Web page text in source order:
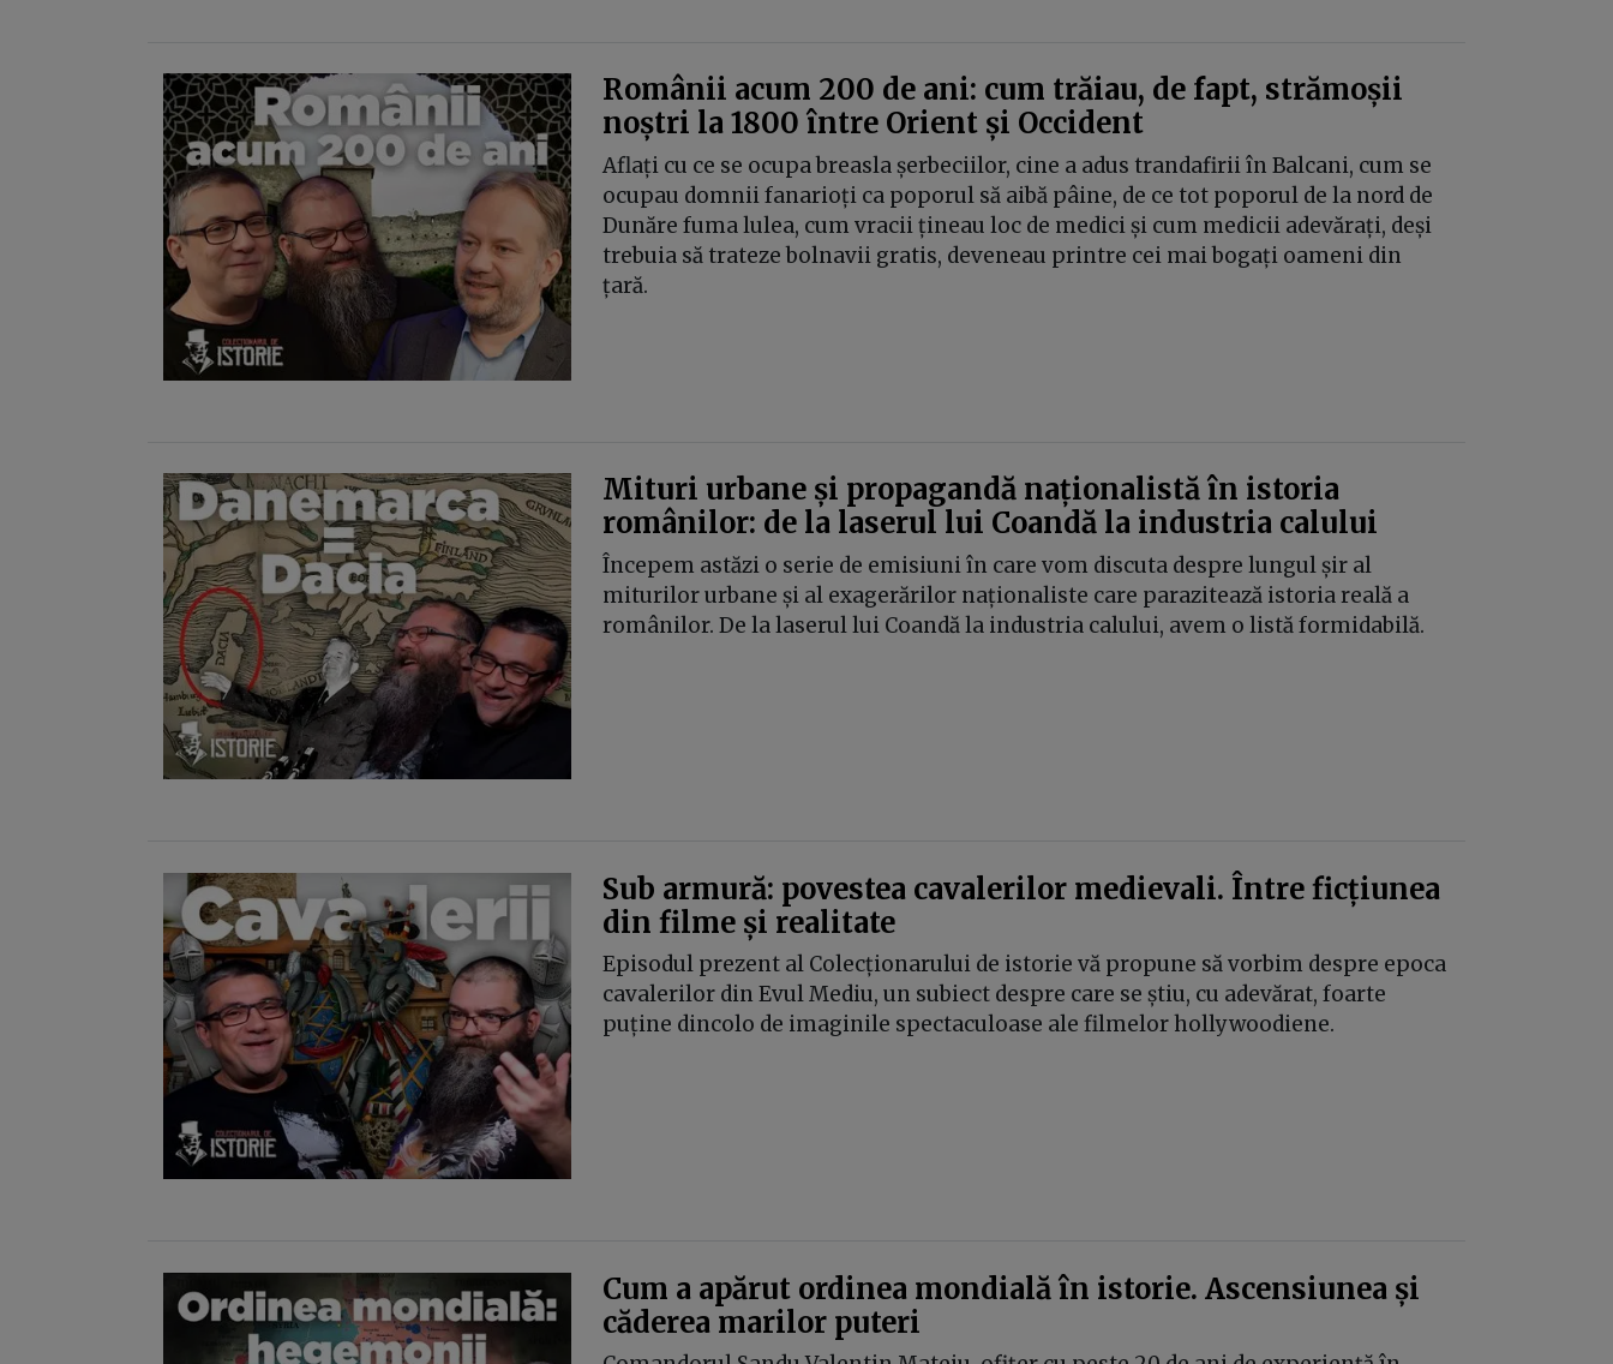
Românii acum 200 de ani: cum trăiau, de fapt, strămoșii
noștri la 1800 între Orient și Occident
Aflați cu ce se ocupa breasla șerbeciilor, cine a adus trandafirii în Balcani, cum se
ocupau domnii fanarioți ca poporul să aibă pâine, de ce tot poporul de la nord de
Dunăre fuma lulea, cum vracii țineau loc de medici și cum medicii adevărați, deși
trebuia să trateze bolnavii gratis, deveneau printre cei mai bogați oameni din
țară.
Mituri urbane și propagandă naționalistă în istoria
românilor: de la laserul lui Coandă la industria calului
Începem astăzi o serie de emisiuni în care vom discuta despre lungul șir al
miturilor urbane și al exagerărilor naționaliste care parazitează istoria reală a
românilor. De la laserul lui Coandă la industria calului, avem o listă formidabilă.
Sub armură: povestea cavalerilor medievali. Între ficțiunea
din filme și realitate
Episodul prezent al Colecționarului de istorie vă propune să vorbim despre epoca
cavalerilor din Evul Mediu, un subiect despre care se știu, cu adevărat, foarte
puține dincolo de imaginile spectaculoase ale filmelor hollywoodiene.
Cum a apărut ordinea mondială în istorie. Ascensiunea și
căderea marilor puteri